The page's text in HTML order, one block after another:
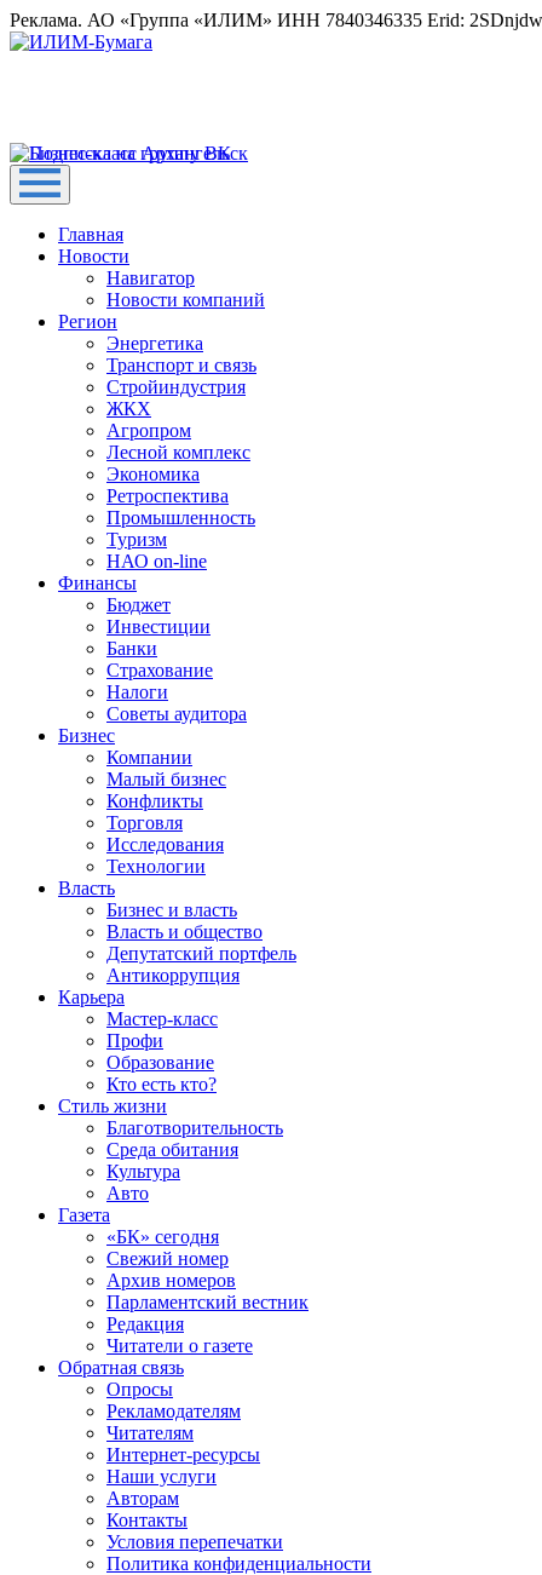
Реклама. АО «Группа «ИЛИМ» ИНН 7840346335 Erid:
Главная
Новости
Навигатор
Новости компаний
Регион
Энергетика
Транспорт и связь
Стройиндустрия
ЖКХ
Агропром
Лесной комплекс
Экономика
Ретроспектива
Промышленность
Туризм
НАО on-line
Финансы
Бюджет
Инвестиции
Банки
Страхование
Налоги
Советы аудитора
Бизнес
Компании
Малый бизнес
Конфликты
Торговля
Исследования
Технологии
Власть
Бизнес и власть
Власть и общество
Депутатский портфель
Антикоррупция
Карьера
Мастер-класс
Профи
Образование
Кто есть кто?
Стиль жизни
Благотворительность
Среда обитания
Культура
Авто
Газета
«БК» сегодня
Свежий номер
Архив номеров
Парламентский вестник
Редакция
Читатели о газете
Обратная связь
Опросы
Рекламодателям
Читателям
Интернет-ресурсы
Наши услуги
Авторам
Контакты
Условия перепечатки
Политика конфиденциальности